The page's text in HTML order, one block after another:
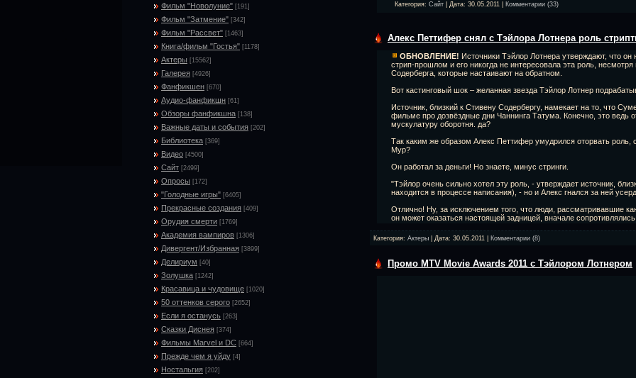
Фильм "Новолуние" [191]
Фильм "Затмение" [342]
Фильм "Рассвет" [1463]
Книга/фильм "Гостья" [1178]
Актеры [15562]
Галерея [4926]
Фанфикшен [670]
Аудио-фанфикшн [61]
Обзоры фанфикшна [138]
Важные даты и события [202]
Библиотека [369]
Видео [4500]
Сайт [2499]
Опросы [172]
"Голодные игры" [6405]
Прекрасные создания [409]
Орудия смерти [1769]
Академия вампиров [1306]
Дивергент/Избранная [3899]
Делириум [40]
Золушка [1242]
Красавица и чудовище [1020]
50 оттенков серого [2652]
Если я останусь [263]
Сказки Диснея [374]
Фильмы Marvel и DC [664]
Прежде чем я уйду [4]
Ностальгия [202]
Категория: Сайт | Дата: 30.05.2011 Комментарии (33)
Алекс Петтифер снял с Тэйлора Лотнера роль
ОБНОВЛЕНИЕ! Источники Тэйлор Лотнера утверждают, что он
стрип-прошлом и его никогда не интересовала эта роль,
Содерберга, которые настаивают на обратном.
Вот кастинговый шок – желанная звезда Тэйлор Лотнер
Источник, близкий к Стивену Содербергу, намекает на то, что
фильме про дозвёздные дни Чаннинга Татума. Конечно, это ведь
мускулатуру оборотня. да?
Так каким же образом Алекс Петтифер умудрился оторвать
Мур?
Он работал за деньги! Но знаете, минус стринги.
"Тэйлор очень сильно хотел эту роль, - утверждает источник,
находится в процессе написания), - но и Алекс гнался за ней
Отлично! Ну, за исключением того, что люди, рассматривавшие
он может оказаться настоящей задницей, вначале сопротивлялись.
Категория: Актеры | Дата: 30.05.2011 Комментарии (8)
Промо MTV Movie Awards 2011 с Тэйлором Лотнером